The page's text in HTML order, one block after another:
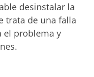
desinstalar la
trata de una falla
el problema y